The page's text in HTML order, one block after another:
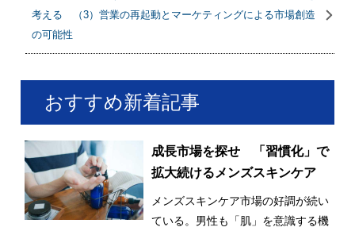
考える （3）営業の再起動とマーケティングによる市場創造
の可能性
おすすめ新着記事
成長市場を探せ 「習慣化」で
拡大続けるメンズスキンケア
メンズスキンケア市場の好調が続い
ている。男性も「肌」を意識する機